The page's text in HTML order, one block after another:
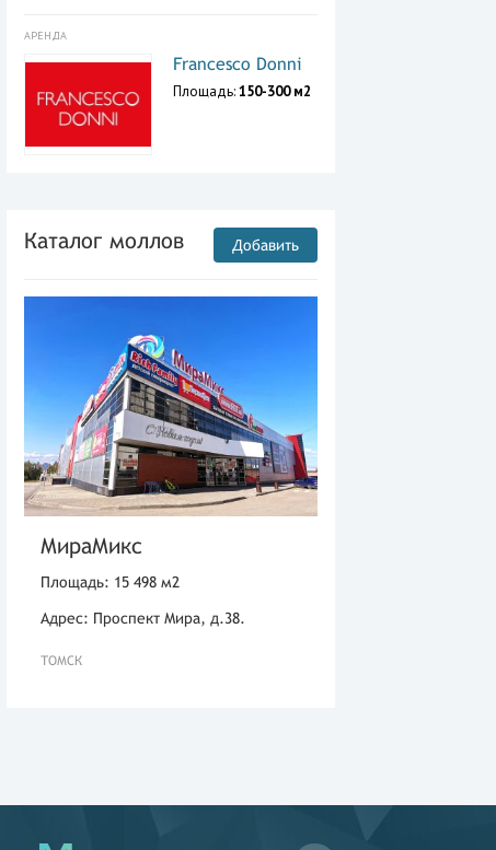
АРЕНДА
Francesco Donni
Площадь:150-300 м2
Каталог моллов Добавить
МираМикс
Площадь: 15 498 м2
Адрес: Проспект Мира, д.38.
ТОМСК